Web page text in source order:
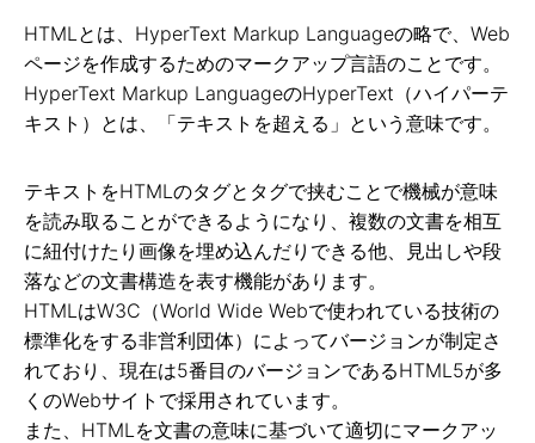
HTMLとは、HyperText Markup Languageの略で、Web
ページを作成するためのマークアップ言語のことです。
HyperText Markup LanguageのHyperText（ハイパーテ
キスト）とは、「テキストを超える」という意味です。
テキストをHTMLのタグとタグで挟むことで機械が意味
を読み取ることができるようになり、複数の文書を相互
に紐付けたり画像を埋め込んだりできる他、見出しや段
落などの文書構造を表す機能があります。
HTMLはW3C（World Wide Webで使われている技術の
標準化をする非営利団体）によってバージョンが制定さ
れており、現在は5番目のバージョンであるHTML5が多
くのWebサイトで採用されています。
また、HTMLを文書の意味に基づいて適切にマークアッ